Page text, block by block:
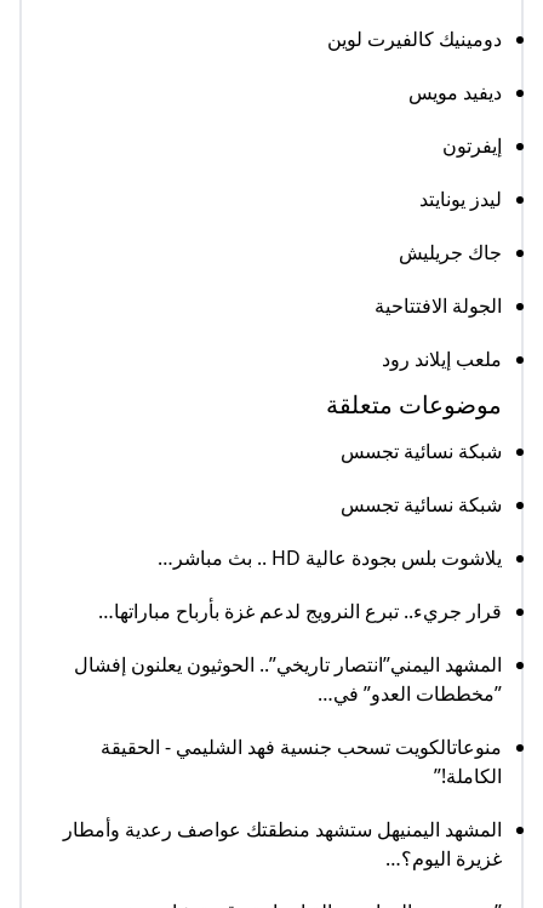
دومينيك كالفيرت لوين
ديفيد مويس
إيفرتون
ليدز يونايتد
جاك جريليش
الجولة الافتتاحية
ملعب إيلاند رود
موضوعات متعلقة
شبكة نسائية تجسس
شبكة نسائية تجسس
يلاشوت بلس بجودة عالية HD .. بث مباشر…
قرار جريء.. تبرع النرويج لدعم غزة بأرباح مباراتها…
المشهد اليمني”انتصار تاريخي”.. الحوثيون يعلنون إفشال
”مخططات العدو” في…
منوعاتالكويت تسحب جنسية فهد الشليمي - الحقيقة
الكاملة!”
المشهد اليمنيهل ستشهد منطقتك عواصف رعدية وأمطار
غزيرة اليوم؟…